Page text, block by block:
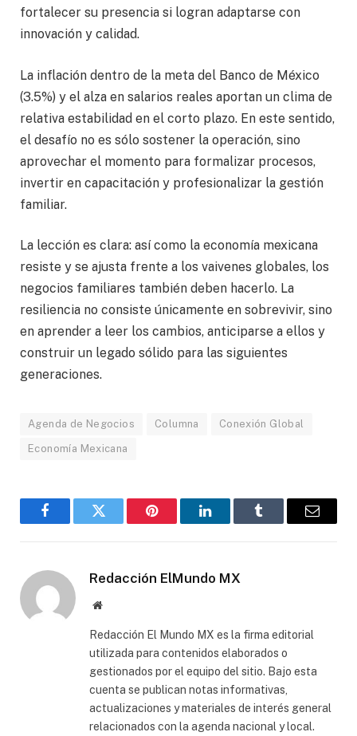
fortalecer su presencia si logran adaptarse con
innovación y calidad.
La inflación dentro de la meta del Banco de México
(3.5%) y el alza en salarios reales aportan un clima de
relativa estabilidad en el corto plazo. En este sentido,
el desafío no es sólo sostener la operación, sino
aprovechar el momento para formalizar procesos,
invertir en capacitación y profesionalizar la gestión
familiar.
La lección es clara: así como la economía mexicana
resiste y se ajusta frente a los vaivenes globales, los
negocios familiares también deben hacerlo. La
resiliencia no consiste únicamente en sobrevivir, sino
en aprender a leer los cambios, anticiparse a ellos y
construir un legado sólido para las siguientes
generaciones.
Agenda de Negocios Columna Conexión Global
Economía Mexicana
FacebookGorjeo Pinterest LinkedInTumblr
Correo
Redacción ElMundo MX
Sitio
Redacción El Mundo MX es la firma editorial
utilizada para contenidos elaborados o
gestionados por el equipo del sitio. Bajo esta
cuenta se publican notas informativas,
actualizaciones y materiales de interés general
relacionados con la agenda nacional y local.